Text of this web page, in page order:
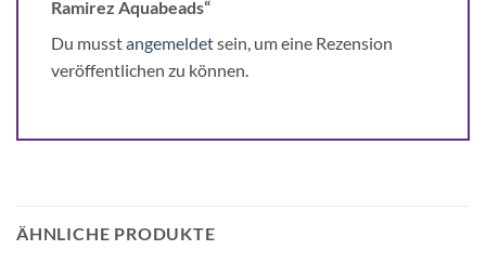
Ramirez Aquabeads“
Du musstangemeldetsein, um eine Rezension
veröffentlichen zu können.
ÄHNLICHE PRODUKTE